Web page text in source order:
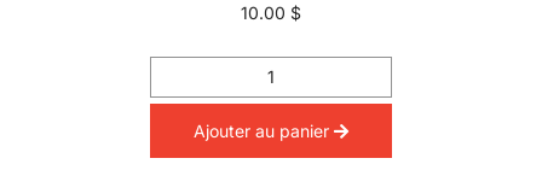
10.00 $
Ajouter au panier